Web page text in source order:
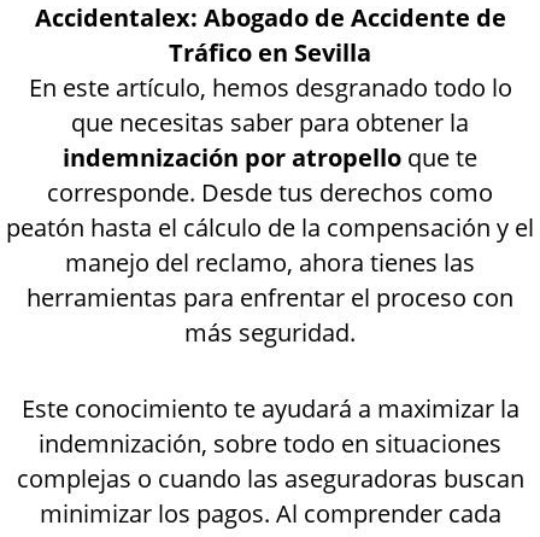
Accidentalex: Abogado de Accidente de
Tráfico en Sevilla
En este artículo, hemos desgranado todo lo
que necesitas saber para obtener la
indemnización por atropello que te
corresponde. Desde tus derechos como
peatón hasta el cálculo de la compensación y el
manejo del reclamo, ahora tienes las
herramientas para enfrentar el proceso con
más seguridad.
Este conocimiento te ayudará a maximizar la
indemnización, sobre todo en situaciones
complejas o cuando las aseguradoras buscan
minimizar los pagos. Al comprender cada